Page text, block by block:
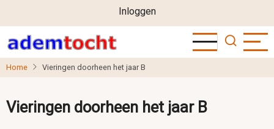
naar
de
inhoud
User
account
menu
Inloggen
Home Vieringen doorheen het jaar B
Vieringen doorheen het jaar B